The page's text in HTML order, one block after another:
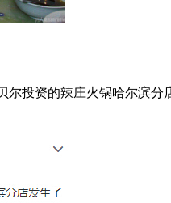
投资的辣庄火锅哈尔滨分